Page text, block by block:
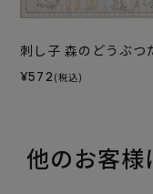
刺し子 森のどうぶつ
¥572 (税込)
他のお客様